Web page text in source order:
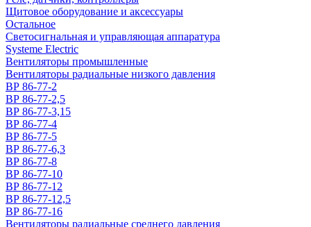
Щитовое оборудование и аксессуары
Остальное
Светосигнальная и управляющая аппаратура
Systeme Electric
Вентиляторы промышленные
Вентиляторы радиальные низкого давления
ВР 86-77-2
ВР 86-77-2,5
ВР 86-77-3,15
ВР 86-77-4
ВР 86-77-5
ВР 86-77-6,3
ВР 86-77-8
ВР 86-77-10
ВР 86-77-12
ВР 86-77-12,5
ВР 86-77-16
Вентиляторы радиальные среднего давления